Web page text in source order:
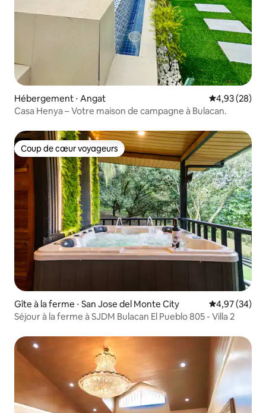
Hébergement ⋅ Angat Évaluation
4,93 (28)
Casa Henya – Votre maison de campagne à Bulacan.
Coup de cœur voyageurs
Coup de cœur voyageurs
Gîte à la ferme ⋅ San Jose del Monte City Évaluation
4,97 (34)
Séjour à la ferme à SJDM Bulacan El Pueblo 805 - Villa 2